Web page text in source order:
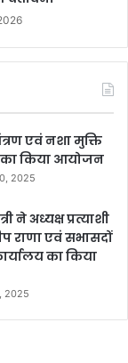
एवं नशा मुक्ति
का किया आयोजन
2025
ने अध्यक्ष प्रत्याशी
राणा एवं सभासदों
का किया
2025